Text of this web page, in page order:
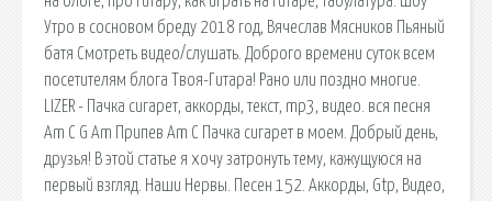
Утро в сосновом бреду 2018 год, Вячеслав Мясников Пьяный
батя Смотреть видео/слушать. Доброго времени суток всем
посетителям блога Твоя-Гитара! Рано или поздно многие.
LIZER - Пачка сигарет, аккорды, текст, mp3, видео. вся песня
Am C G Am Припев Am C Пачка сигарет в моем. Добрый день,
друзья! В этой статье я хочу затронуть тему, кажущуюся на
первый взгляд. Наши Нервы. Песен 152. Аккорды, Gtp, Видео,